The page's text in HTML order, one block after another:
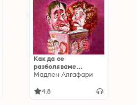
Как да се
разболяваме
качествено
Мадлен Алгафари
4.8